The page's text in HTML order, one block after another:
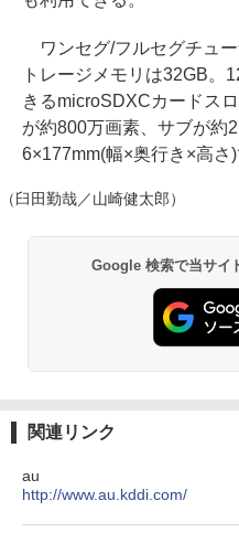
ワンセグ/フルセグチュ
トレージメモリは32GB。
きるmicroSDXCカードス
が約800万画素、サブが約
6×177mm(幅×奥行き×高さ)
（臼田勤哉／山崎健太郎）
Google 検索で当サイ
関連リンク
au
http://www.au.kddi.com/